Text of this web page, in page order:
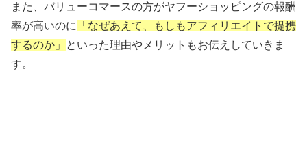
また、バリューコマースの方がヤフーショッピングの報酬
率が高いのに
「なぜあえて、もしもアフィリエイトで提携
するのか」
といった理由やメリットもお伝えしていきま
す。